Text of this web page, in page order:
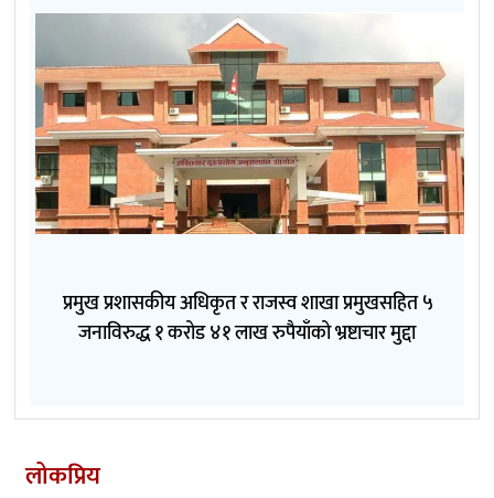
प्रमुख प्रशासकीय अधिकृत र राजस्व शाखा प्रमुखसहित ५
जनाविरुद्ध १ करोड ४१ लाख रुपैयाँको भ्रष्टाचार मुद्दा
लोकप्रिय